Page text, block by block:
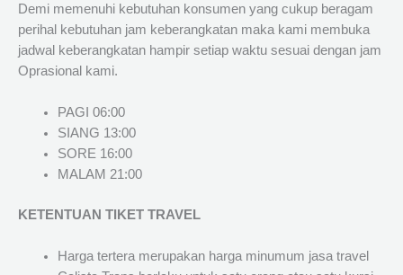
Demi memenuhi kebutuhan konsumen yang cukup beragam
perihal kebutuhan jam keberangkatan maka kami membuka
jadwal keberangkatan hampir setiap waktu sesuai dengan jam
Oprasional kami.
PAGI 06:00
SIANG 13:00
SORE 16:00
MALAM 21:00
KETENTUAN TIKET TRAVEL
Harga tertera merupakan harga minumum jasa travel